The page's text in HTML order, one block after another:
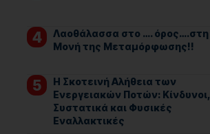
Λαοθάλασσα στο …. όρος….στη
Μονή της Μεταμόρφωσης!!
Η Σκοτεινή Αλήθεια των
Ενεργειακών Ποτών: Κίνδυνοι,
Συστατικά και Φυσικές
Εναλλακτικές